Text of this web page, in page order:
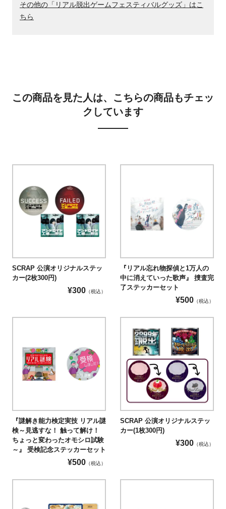
その他の「リアル脱出ゲームフェスティバルグッズ」はこ
ちら
この商品を見た人は、こちらの商品もチェッ
クしています
SCRAP 公演オリジナルステッ
カー(2枚300円)
¥300 （税込）
『リアル忘れ物探偵と1万人の
中に消えていった歌声』 捜査完
了ステッカーセット
¥500 （税込）
『謎解き能力検定実技 リアル謎
検～見逃すな！ 触って解け！
ちょっと変わったオモシロ試験
～』 受検記念ステッカーセット
¥500 （税込）
SCRAP 公演オリジナルステッ
カー(1枚300円)
¥300 （税込）